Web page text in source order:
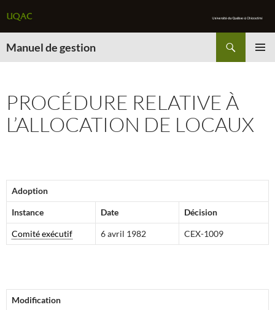
Manuel de gestion
PROCÉDURE RELATIVE À
L’ALLOCATION DE LOCAUX
Adoption
Instance Date Décision
Comité exécutif 6 avril 1982 CEX-1009
Modification